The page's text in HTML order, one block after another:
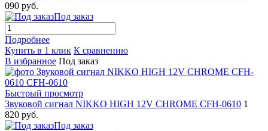
090 руб.
Под заказ
Подробнее
Купить в 1 клик К сравнению
В избранное Под заказ
Быстрый просмотр
Звуковой сигнал NIKKO HIGH 12V CHROME CFH-0610 1
820 руб.
Под заказ